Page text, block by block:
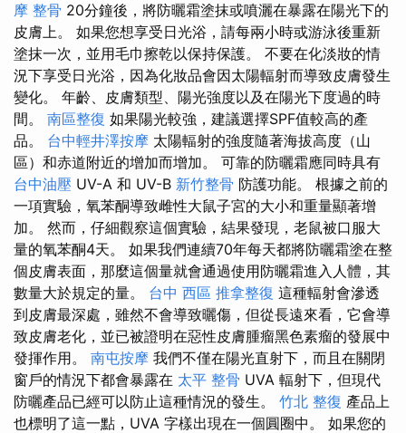
摩 整骨 20分鐘後，將防曬霜塗抹或噴灑在暴露在陽光下的
皮膚上。 如果您想享受日光浴，請每兩小時或游泳後重新
塗抹一次，並用毛巾擦乾以保持保護。 不要在化淡妝的情
況下享受日光浴，因為化妝品會因太陽輻射而導致皮膚發生
變化。 年齡、皮膚類型、陽光強度以及在陽光下度過的時
間。 南區整復 如果陽光較強，建議選擇SPF值較高的產
品。 台中輕井澤按摩 太陽輻射的強度隨著海拔高度（山
區）和赤道附近的增加而增加。 可靠的防曬霜應同時具有
台中油壓 UV-A 和 UV-B 新竹整骨 防護功能。 根據之前的
一項實驗，氧苯酮導致雌性大鼠子宮的大小和重量顯著增
加。 然而，仔細觀察這個實驗，結果發現，老鼠被口服大
量的氧苯酮4天。 如果我們連續70年每天都將防曬霜塗在整
個皮膚表面，那麼這個量就會通過使用防曬霜進入人體，其
數量大於規定的量。 台中 西區 推拿整復 這種輻射會滲透
到皮膚最深處，雖然不會導致曬傷，但從長遠來看，它會導
致皮膚老化，並已被證明在惡性皮膚腫瘤黑色素瘤的發展中
發揮作用。 南屯按摩 我們不僅在陽光直射下，而且在關閉
窗戶的情況下都會暴露在 太平 整骨 UVA 輻射下，但現代
防曬產品已經可以防止這種情況的發生。 竹北 整復 產品上
也標明了這一點，UVA 字樣出現在一個圓圈中。 如果您的